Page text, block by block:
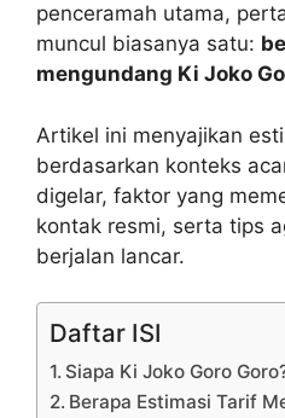
penceramah utama,
muncul biasanya satu:
mengundang Ki Joko
Artikel ini menyajikan
berdasarkan konteks
digelar, faktor yang
kontak resmi, serta tips
berjalan lancar.
Daftar ISI
Siapa Ki Joko Goro
Berapa Estimasi Tarif